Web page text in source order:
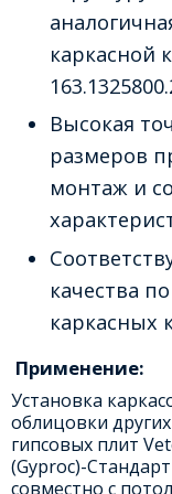
каркасной
Высокая
размеров
монтаж и
качества
каркасных
Применение:
Установка
облицовки
гипсовых плит
(Gyproc)-
совместно с